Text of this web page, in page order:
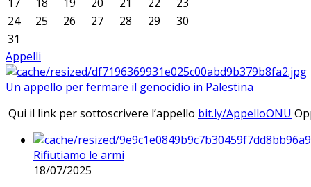
24
25 26 27 28 29
30
31
Appelli
Un appello per fermare il genocidio in Palestina
Qui il link per sottoscrivere l’appello bit.ly/AppelloONU
Rifiutiamo le armi
18/07/2025